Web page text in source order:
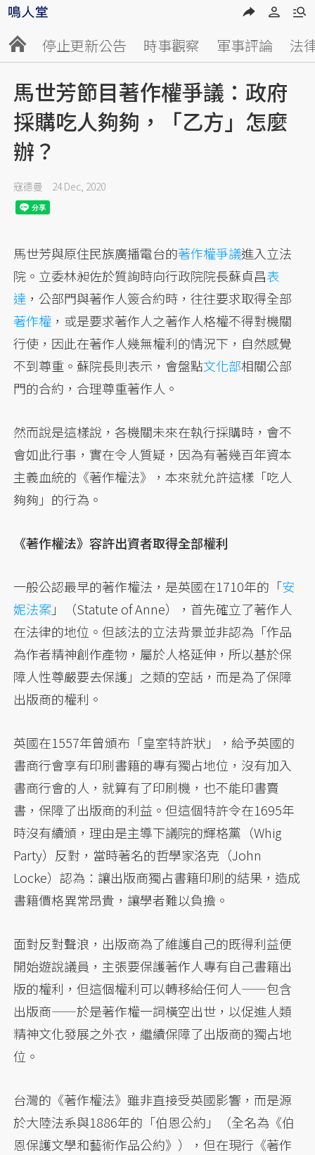
停止更新公告 時事觀察 軍事評論 法
馬世芳節目著作權爭議：政府
採購吃人夠夠，「乙方」怎麼
辦？
寇德曼 24 Dec, 2020
馬世芳與原住民族廣播電台的著作權爭議進入立法
院。立委林昶佐於質詢時向行政院院長蘇貞昌表
達 ，公部門與著作人簽合約時，往往要求取得全部
著作權 ，或是要求著作人之著作人格權不得對機關
行使，因此在著作人幾無權利的情況下，自然感覺
不到尊重。蘇院長則表示，會盤點文化部相關公部
門的合約，合理尊重著作人。
然而說是這樣說，各機關未來在執行採購時，會不
會如此行事，實在令人質疑，因為有著幾百年資本
主義血統的《著作權法》，本來就允許這樣「吃人
夠夠」的行為。
《著作權法》容許出資者取得全部權利
一般公認最早的著作權法，是英國在1710年的「安
妮法案 」（Statute of Anne），首先確立了著作人
在法律的地位。但該法的立法背景並非認為「作品
為作者精神創作產物，屬於人格延伸，所以基於保
障人性尊嚴要去保護」之類的空話，而是為了保障
出版商的權利。
英國在1557年曾頒布「皇室特許狀」，給予英國的
書商行會享有印刷書籍的專有獨占地位，沒有加入
書商行會的人，就算有了印刷機，也不能印書賣
書，保障了出版商的利益。但這個特許令在1695年
時沒有續頒，理由是主導下議院的輝格黨（Whig
Party）反對，當時著名的哲學家洛克（John
Locke）認為：讓出版商獨占書籍印刷的結果，造成
書籍價格異常昂貴，讓學者難以負擔。
面對反對聲浪，出版商為了維護自己的既得利益便
開始遊說議員，主張要保護著作人專有自己書籍出
版的權利，但這個權利可以轉移給任何人——包含
出版商——於是著作權一詞橫空出世，以促進人類
精神文化發展之外衣，繼續保障了出版商的獨占地
位。
台灣的《著作權法》雖非直接受英國影響，而是源
於大陸法系與1886年的「伯恩公約」（全名為《伯
恩保護文學和藝術作品公約》），但在現行《著作